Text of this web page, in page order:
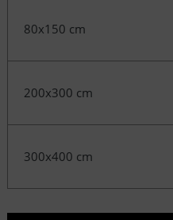
80x150 cm
200x300 cm
300x400 cm